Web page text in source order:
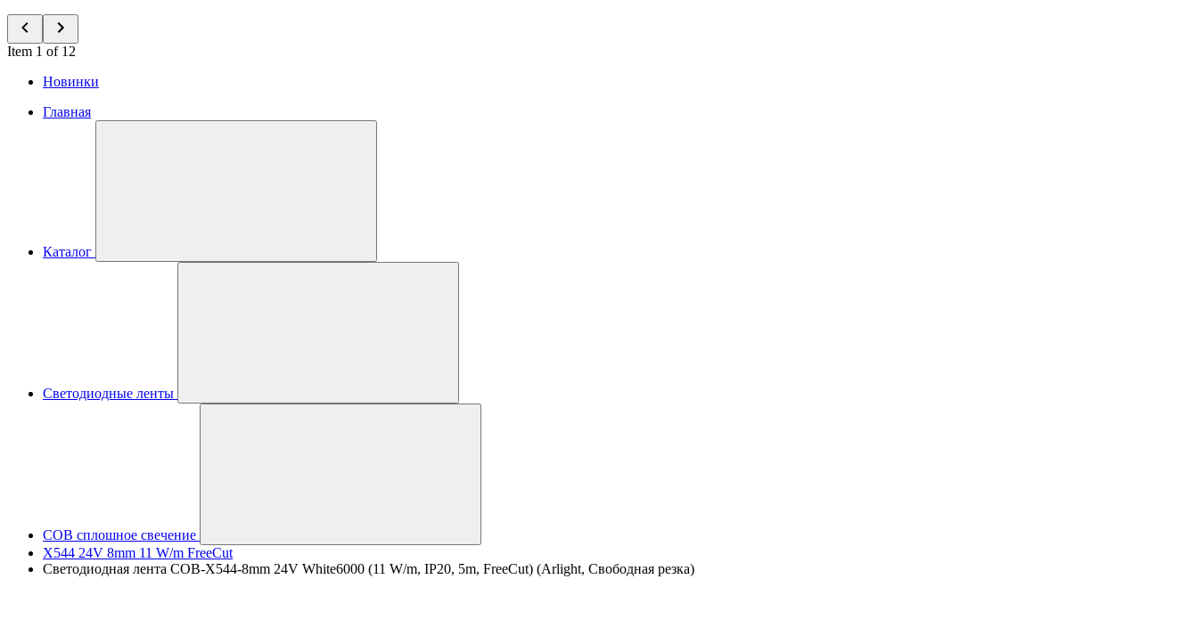
Item 1 of 12
Новинки
Главная
Каталог
Светодиодные ленты
COB сплошное свечение
X544 24V 8mm 11 W/m FreeCut
Светодиодная лента COB-X544-8mm 24V White6000 (11 W/m, IP20, 5m, FreeCut) (Arlight, Свободная резка)